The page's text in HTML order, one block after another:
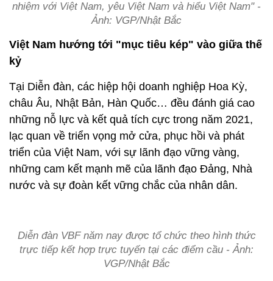
nhiệm với Việt Nam, yêu Việt Nam và hiểu Việt Nam" -
Ảnh: VGP/Nhật Bắc
Việt Nam hướng tới "mục tiêu kép" vào giữa thế
kỷ
Tại Diễn đàn, các hiệp hội doanh nghiệp Hoa Kỳ,
châu Âu, Nhật Bản, Hàn Quốc… đều đánh giá cao
những nỗ lực và kết quả tích cực trong năm 2021,
lạc quan về triển vọng mở cửa, phục hồi và phát
triển của Việt Nam, với sự lãnh đạo vững vàng,
những cam kết mạnh mẽ của lãnh đạo Đảng, Nhà
nước và sự đoàn kết vững chắc của nhân dân.
Diễn đàn VBF năm nay được tổ chức theo hình thức
trực tiếp kết hợp trực tuyến tại các điểm cầu - Ảnh:
VGP/Nhật Bắc